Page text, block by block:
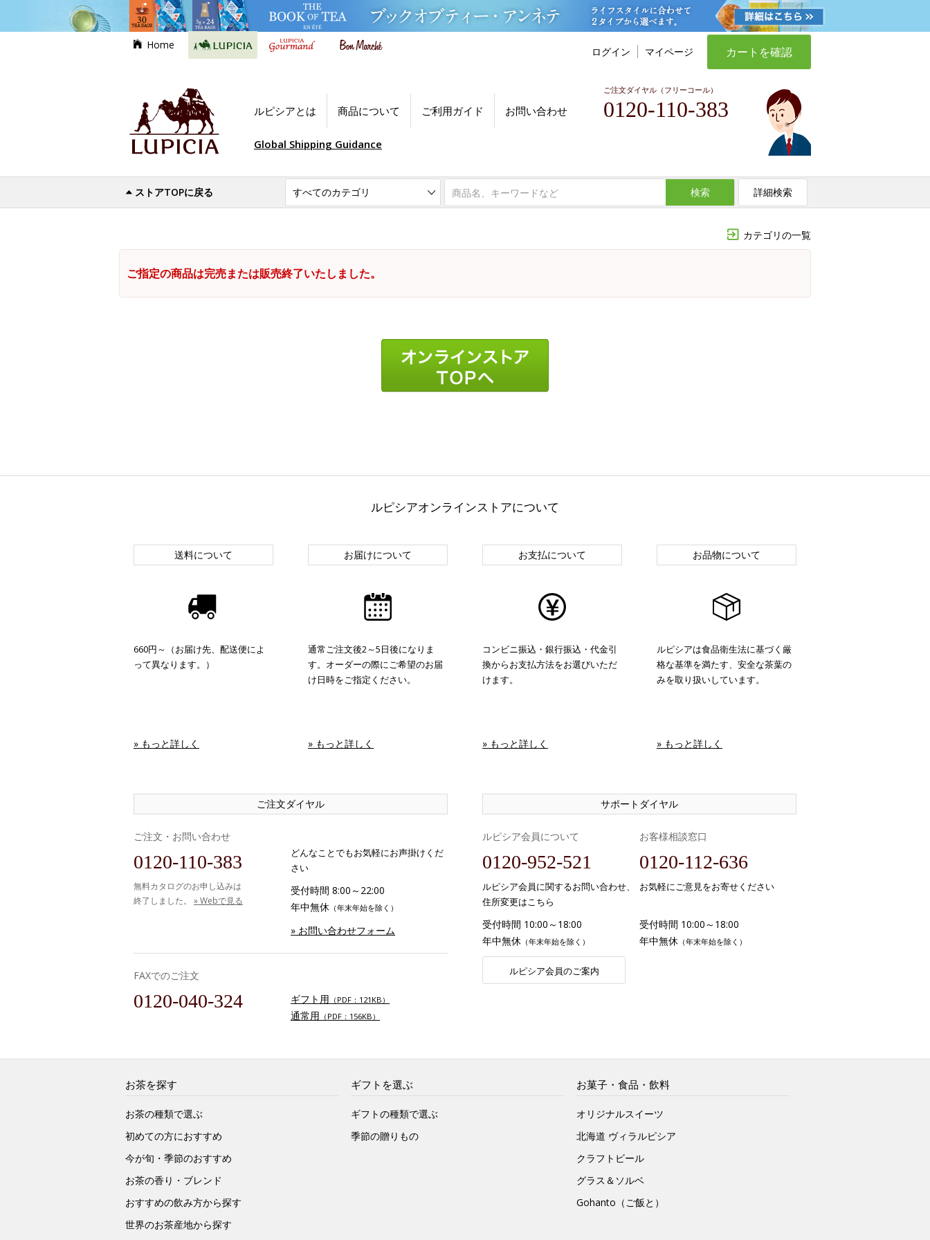
Home
ログイン マイページ カートを確認
ルピシアとは 商品について ご利用ガイド お問い合わせ
ご注文ダイヤル（フリーコール）
0120-110-383
Global Shipping Guidance
ストアTOPに戻る 検索 詳細検索
カテゴリの一覧
ご指定の商品は完売または販売終了いたしました。
ルピシアオンラインストアについて
送料について
660円～（お届け先、配送便によ
って異なります。）
» もっと詳しく
お届けについて
通常ご注文後2～5日後になりま
す。オーダーの際にご希望のお届
け日時をご指定ください。
» もっと詳しく
お支払について
コンビニ振込・銀行振込・代金引
換からお支払方法をお選びいただ
けます。
» もっと詳しく
お品物について
ルピシアは食品衛生法に基づく厳
格な基準を満たす、安全な茶葉の
みを取り扱いしています。
» もっと詳しく
ご注文ダイヤル
ご注文・お問い合わせ
0120-110-383
無料カタログのお申し込みは
終了しました。 » Webで見る
どんなことでもお気軽にお声掛けくだ
さい
受付時間 8:00～22:00
年中無休 （年末年始を除く）
» お問い合わせフォーム
FAXでのご注文
0120-040-324 ギフト用 （PDF：121KB）
通常用 （PDF：156KB）
サポートダイヤル
ルピシア会員について
0120-952-521
ルピシア会員に関するお問い合わせ、
住所変更はこちら
受付時間 10:00～18:00
年中無休 （年末年始を除く）
ルピシア会員のご案内
お客様相談窓口
0120-112-636
お気軽にご意見をお寄せください
受付時間 10:00～18:00
年中無休 （年末年始を除く）
お茶を探す
お茶の種類で選ぶ
初めての方におすすめ
今が旬・季節のおすすめ
お茶の香り・ブレンド
おすすめの飲み方から探す
世界のお茶産地から探す
ギフトを選ぶ
ギフトの種類で選ぶ
季節の贈りもの
お菓子・食品・飲料
オリジナルスイーツ
北海道 ヴィラルピシア
クラフトビール
グラス＆ソルベ
Gohanto（ご飯と）